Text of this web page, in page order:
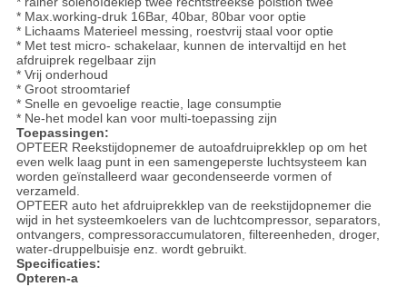
* Max.working-druk 16Bar, 40bar, 80bar voor optie
* Lichaams Materieel messing, roestvrij staal voor optie
* Met test micro- schakelaar, kunnen de intervaltijd en het
afdruiprek regelbaar zijn
* Vrij onderhoud
* Groot stroomtarief
* Snelle en gevoelige reactie, lage consumptie
* Ne-het model kan voor multi-toepassing zijn
Toepassingen:
OPTEER Reekstijdopnemer de autoafdruiprekklep op om het
even welk laag punt in een samengeperste luchtsysteem kan
worden geïnstalleerd waar gecondenseerde vormen of
verzameld.
OPTEER auto het afdruiprekklep van de reekstijdopnemer die
wijd in het systeemkoelers van de luchtcompressor, separators,
ontvangers, compressoraccumulatoren, filtereenheden, droger,
water-druppelbuisje enz. wordt gebruikt.
Specificaties:
Opteren-a